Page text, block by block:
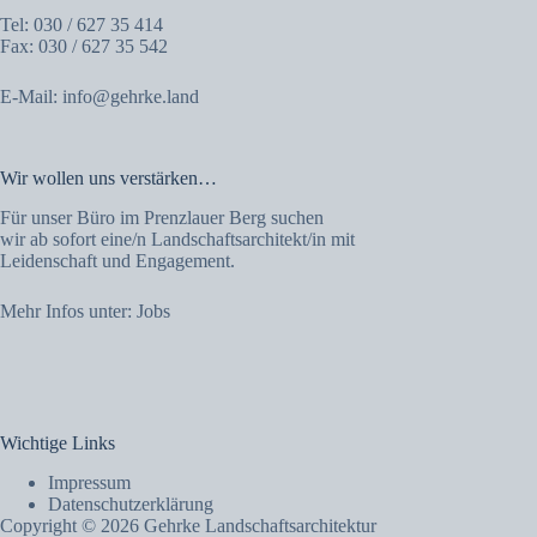
Tel: 030 / 627 35 414
Fax: 030 / 627 35 542
E-Mail: info@gehrke.land
Wir wollen uns verstärken…
Für unser Büro im Prenzlauer Berg suchen
wir ab sofort eine/n Landschaftsarchitekt/in mit
Leidenschaft und Engagement.
Mehr Infos unter: Jobs
Wichtige Links
Impressum
Datenschutzerklärung
Copyright © 2026 Gehrke Landschaftsarchitektur